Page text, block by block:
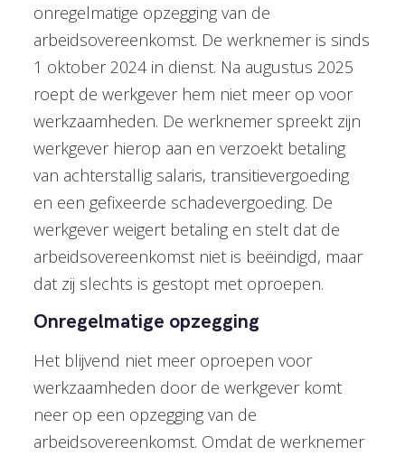
onregelmatige opzegging van de
arbeidsovereenkomst. De werknemer is sinds
1 oktober 2024 in dienst. Na augustus 2025
roept de werkgever hem niet meer op voor
werkzaamheden. De werknemer spreekt zijn
werkgever hierop aan en verzoekt betaling
van achterstallig salaris, transitievergoeding
en een gefixeerde schadevergoeding. De
werkgever weigert betaling en stelt dat de
arbeidsovereenkomst niet is beëindigd, maar
dat zij slechts is gestopt met oproepen.
Onregelmatige opzegging
Het blijvend niet meer oproepen voor
werkzaamheden door de werkgever komt
neer op een opzegging van de
arbeidsovereenkomst. Omdat de werknemer